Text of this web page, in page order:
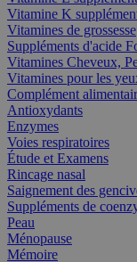
Vitamine K
Vitamines de grossesse
Suppléments d'acide
Vitamines Cheveux,
Vitamines pour les
Complément
Antioxydants
Enzymes
Voies respiratoires
Étude et Examens
Rincage nasal
Saignement des
Suppléments de
Peau
Ménopause
Mémoire